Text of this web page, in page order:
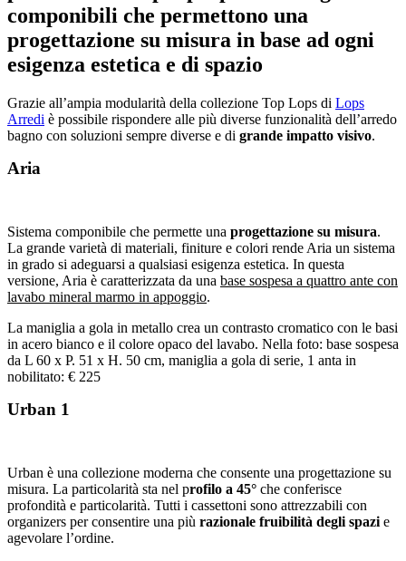
componibili che permettono una
progettazione su misura in base ad ogni
esigenza estetica e di spazio
Grazie all’ampia modularità della collezione Top Lops di Lops
Arredi è possibile rispondere alle più diverse funzionalità dell’arredo
bagno con soluzioni sempre diverse e di grande impatto visivo.
Aria
Sistema componibile che permette una progettazione su misura.
La grande varietà di materiali, finiture e colori rende Aria un sistema
in grado si adeguarsi a qualsiasi esigenza estetica. In questa
versione, Aria è caratterizzata da una base sospesa a quattro ante con
lavabo mineral marmo in appoggio.
La maniglia a gola in metallo crea un contrasto cromatico con le basi
in acero bianco e il colore opaco del lavabo. Nella foto: base sospesa
da L 60 x P. 51 x H. 50 cm, maniglia a gola di serie, 1 anta in
nobilitato: € 225
Urban 1
Urban è una collezione moderna che consente una progettazione su
misura. La particolarità sta nel profilo a 45° che conferisce
profondità e particolarità. Tutti i cassettoni sono attrezzabili con
organizers per consentire una più razionale fruibilità degli spazi e
agevolare l’ordine.